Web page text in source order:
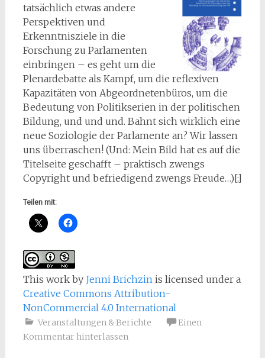
tatsächlich etwas andere
Perspektiven und
Erkenntnisziele in die
Forschung zu Parlamenten
einbringen – es geht um die
Plenardebatte als Kampf, um die reflexiven
Kapazitäten von Abgeordnetenbüros, um die
Bedeutung von Politikserien in der politischen
Bildung, und und und. Bahnt sich wirklich eine
neue Soziologie der Parlamente an? Wir lassen
uns überraschen! (Und: Mein Bild hat es auf die
Titelseite geschafft – praktisch zwengs
Copyright und befriedigend zwengs Freude…)[:]
Teilen mit:
This workby Jenni Brichzinis licensed under a
Creative Commons Attribution-
NonCommercial 4.0 International
Veranstaltungen & Berichte
Einen
Kommentar hinterlassen